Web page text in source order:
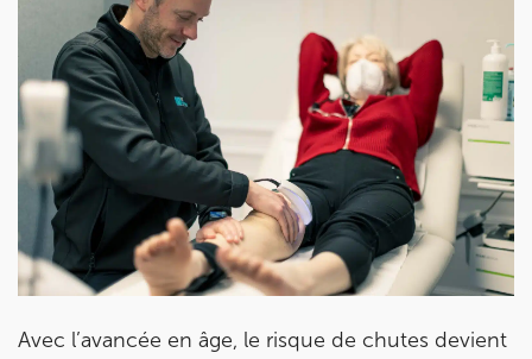
Avec l’avancée en âge, le risque de chutes devient